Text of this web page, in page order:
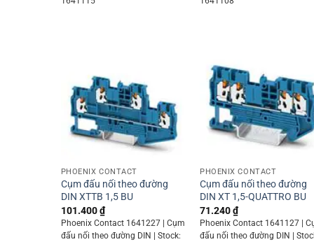
PHOENIX CONTACT
Cụm đấu nối theo đường
DIN XTTB 1,5 BU
101.400₫
Phoenix Contact 1641227 | Cụm
đấu nối theo đường DIN | Stock:
PHOENIX CONTACT
Cụm đấu nối theo đường
DIN XT 1,5-QUATTRO BU
71.240₫
Phoenix Contact 1641127 |
đấu nối theo đường DIN |